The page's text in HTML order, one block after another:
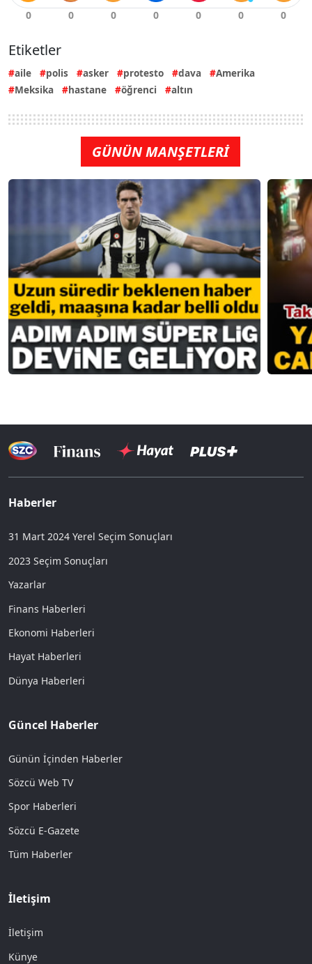
Etiketler
aile polis asker protesto dava
Amerika
Meksika
hastane öğrenci altın
GÜNÜN MANŞETLERİ
Haberler
31 Mart 2024 Yerel Seçim Sonuçları
2023 Seçim Sonuçları
Yazarlar
Finans Haberleri
Ekonomi Haberleri
Hayat Haberleri
Dünya Haberleri
Güncel Haberler
Günün İçinden Haberler
Sözcü Web TV
Spor Haberleri
Sözcü E-Gazete
Tüm Haberler
İletişim
İletişim
Künye